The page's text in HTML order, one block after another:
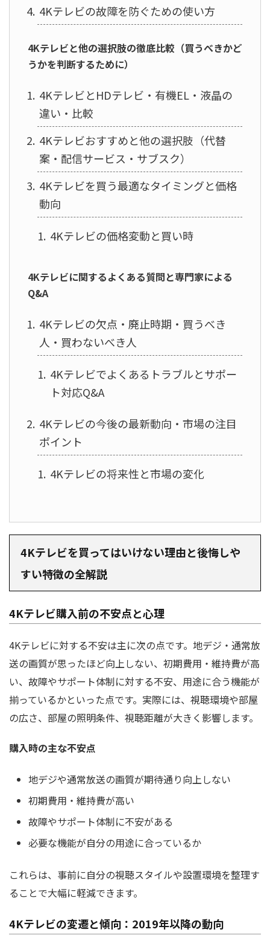
4Kテレビの故障を防ぐための使い方
4Kテレビと他の選択肢の徹底比較（買うべきかど
うかを判断するために）
4KテレビとHDテレビ・有機EL・液晶の
違い・比較
4Kテレビおすすめと他の選択肢（代替
案・配信サービス・サブスク）
4Kテレビを買う最適なタイミングと価格
動向
4Kテレビの価格変動と買い時
4Kテレビに関するよくある質問と専門家による
Q&A
4Kテレビの欠点・廃止時期・買うべき
人・買わないべき人
4Kテレビでよくあるトラブルとサポー
ト対応Q&A
4Kテレビの今後の最新動向・市場の注目
ポイント
4Kテレビの将来性と市場の変化
4Kテレビを買ってはいけない理由と後悔しや
すい特徴の全解説
4Kテレビ購入前の不安点と心理
4Kテレビに対する不安は主に次の点です。地デジ・通常放
送の画質が思ったほど向上しない、初期費用・維持費が高
い、故障やサポート体制に対する不安、用途に合う機能が
揃っているかといった点です。実際には、視聴環境や部屋
の広さ、部屋の照明条件、視聴距離が大きく影響します。
購入時の主な不安点
地デジや通常放送の画質が期待通り向上しない
初期費用・維持費が高い
故障やサポート体制に不安がある
必要な機能が自分の用途に合っているか
これらは、事前に自分の視聴スタイルや設置環境を整理す
ることで大幅に軽減できます。
4Kテレビの変遷と傾向：2019年以降の動向